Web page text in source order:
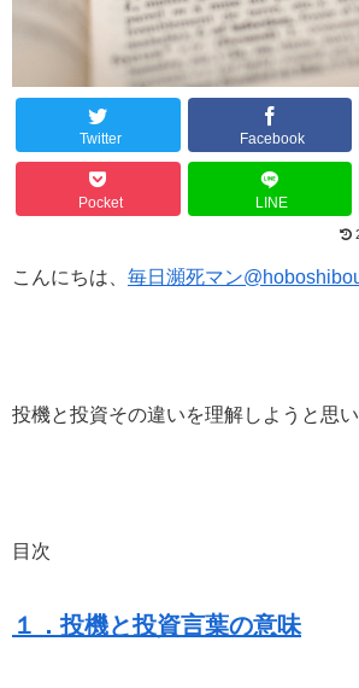
Twitter Facebook
Pocket LINE
こんにちは、 毎日瀕死マン
投機と投資その違いを理解しようと思い
目次
１．投機と投資言葉の意味